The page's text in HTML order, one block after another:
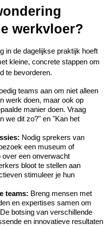
werkvloer?
in de dagelijkse praktijk hoeft
kleine, concrete stappen om
te bevorderen.
teams aan om niet alleen
werk doen, maar ook op
manier doen. Vraag
we dit zo?" en "Kan het
Nodig sprekers van
een museum of
een onverwacht
bloot te stellen aan
stimuleer je hun
teams: Breng mensen met
en expertises samen om
botsing van verschillende
en innovatieve resultaten